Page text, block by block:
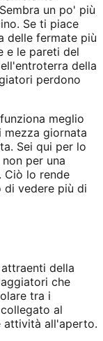
un po' più
Se ti piace
delle fermate più
e le pareti del
della
perdono
meglio
giornata
Sei qui per lo
per una
Ciò lo rende
vedere più di
della
che
tra i
al
attività all'aperto.